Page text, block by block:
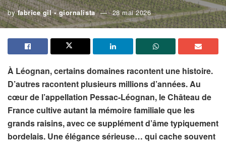
by fabrice gil • giornalista 28 mai 2026
À Léognan, certains domaines racontent une histoire.
D’autres racontent plusieurs millions d’années. Au
cœur de l’appellation Pessac-Léognan, le Château de
France cultive autant la mémoire familiale que les
grands raisins, avec ce supplément d’âme typiquement
bordelais. Une élégance sérieuse… qui cache souvent